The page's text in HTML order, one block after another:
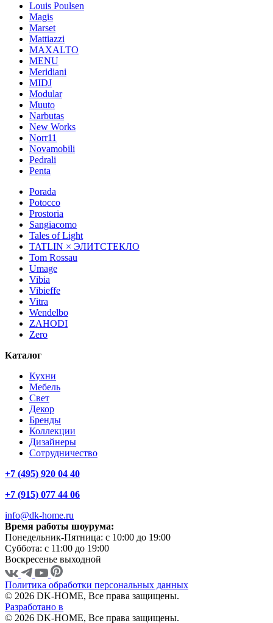
Louis Poulsen
Magis
Marset
Mattiazzi
MAXALTO
MENU
Meridiani
MIDJ
Modular
Muuto
Narbutas
New Works
Norr11
Novamobili
Pedrali
Penta
Porada
Potocco
Prostoria
Sangiacomo
Tales of Light
TATLIN × ЭЛИТСТЕКЛО
Tom Rossau
Umage
Vibia
Vibieffe
Vitra
Wendelbo
ZAHODI
Zero
Каталог
Кухни
Мебель
Свет
Декор
Бренды
Коллекции
Дизайнеры
Сотрудничество
+7 (495) 920 04 40
+7 (915) 077 44 06
info@dk-home.ru
Время работы шоурума:
Понедельник-Пятница: c 10:00 до 19:00
Суббота: c 11:00 до 19:00
Воскресенье выходной
Политика обработки персональных данных
© 2026 DK-HOME, Все права защищены.
Разработано в
© 2026 DK-HOME, Все права защищены.